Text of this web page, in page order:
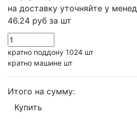
на доставку уточняйте у
46.24 руб за шт
кратно поддону 1024 шт
кратно машине шт
Итого на сумму:
Купить